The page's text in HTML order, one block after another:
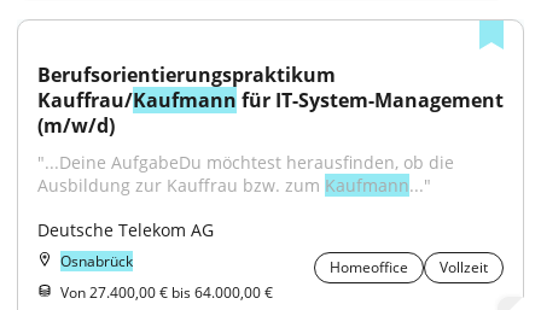
Berufsorientierungspraktikum
Kauffrau/Kaufmann für IT-System-Management
(m/w/d)
"...Deine AufgabeDu möchtest herausfinden, ob die
Ausbildung zur Kauffrau bzw. zum Kaufmann..."
Deutsche Telekom AG
Osnabrück Homeoffice
Vollzeit
Von 27.400,00 € bis 64.000,00 €